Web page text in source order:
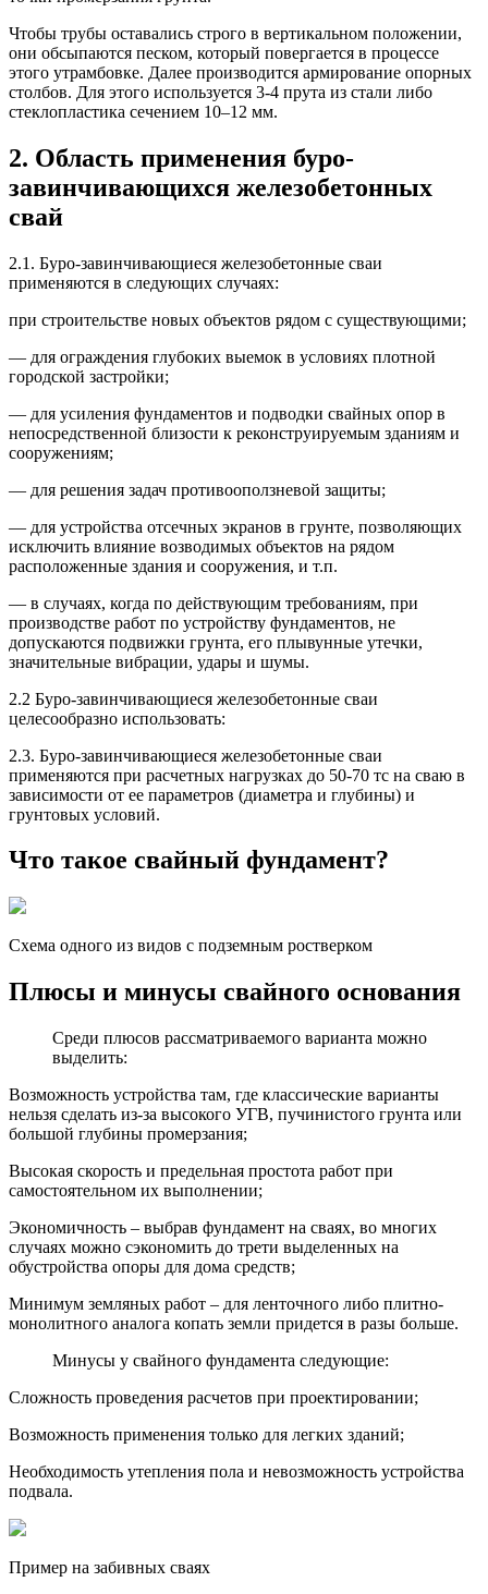
Чтобы трубы оставались строго в вертикальном положении,
они обсыпаются песком, который повергается в процессе
этого утрамбовке. Далее производится армирование опорных
столбов. Для этого используется 3-4 прута из стали либо
стеклопластика сечением 10–12 мм.
2. Область применения буро-
завинчивающихся железобетонных
свай
2.1. Буро-завинчивающиеся железобетонные сваи
применяются в следующих случаях:
при строительстве новых объектов рядом с существующими;
— для ограждения глубоких выемок в условиях плотной
городской застройки;
— для усиления фундаментов и подводки свайных опор в
непосредственной близости к реконструируемым зданиям и
сооружениям;
— для решения задач противооползневой защиты;
— для устройства отсечных экранов в грунте, позволяющих
исключить влияние возводимых объектов на рядом
расположенные здания и сооружения, и т.п.
— в случаях, когда по действующим требованиям, при
производстве работ по устройству фундаментов, не
допускаются подвижки грунта, его плывунные утечки,
значительные вибрации, удары и шумы.
2.2 Буро-завинчивающиеся железобетонные сваи
целесообразно использовать:
2.3. Буро-завинчивающиеся железобетонные сваи
применяются при расчетных нагрузках до 50-70 тс на сваю в
зависимости от ее параметров (диаметра и глубины) и
грунтовых условий.
Что такое свайный фундамент?
Схема одного из видов с подземным ростверком
Плюсы и минусы свайного основания
Среди плюсов рассматриваемого варианта можно
выделить:
Возможность устройства там, где классические варианты
нельзя сделать из-за высокого УГВ, пучинистого грунта или
большой глубины промерзания;
Высокая скорость и предельная простота работ при
самостоятельном их выполнении;
Экономичность – выбрав фундамент на сваях, во многих
случаях можно сэкономить до трети выделенных на
обустройства опоры для дома средств;
Минимум земляных работ – для ленточного либо плитно-
монолитного аналога копать земли придется в разы больше.
Минусы у свайного фундамента следующие:
Сложность проведения расчетов при проектировании;
Возможность применения только для легких зданий;
Необходимость утепления пола и невозможность устройства
подвала.
Пример на забивных сваях